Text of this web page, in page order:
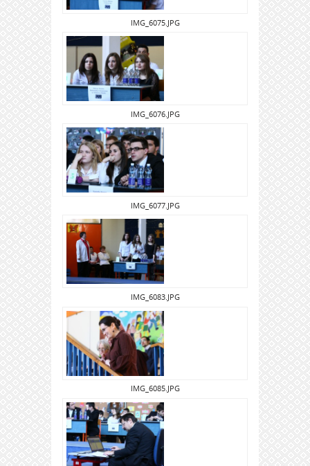
IMG_6075.JPG
IMG_6076.JPG
IMG_6077.JPG
IMG_6083.JPG
IMG_6085.JPG